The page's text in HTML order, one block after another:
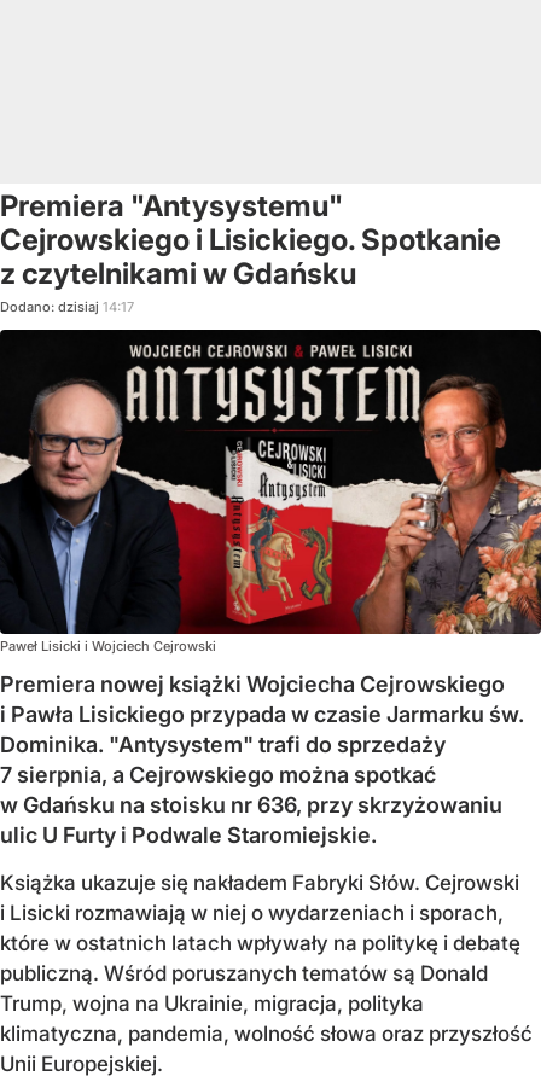
Premiera "Antysystemu"
Cejrowskiego i Lisickiego. Spotkanie
z czytelnikami w Gdańsku
Dodano: dzisiaj 14:17
Paweł Lisicki i Wojciech Cejrowski
Premiera nowej książki Wojciecha Cejrowskiego
i Pawła Lisickiego przypada w czasie Jarmarku św.
Dominika. "Antysystem" trafi do sprzedaży
7 sierpnia, a Cejrowskiego można spotkać
w Gdańsku na stoisku nr 636, przy skrzyżowaniu
ulic U Furty i Podwale Staromiejskie.
Książka ukazuje się nakładem Fabryki Słów. Cejrowski
i Lisicki rozmawiają w niej o wydarzeniach i sporach,
które w ostatnich latach wpływały na politykę i debatę
publiczną. Wśród poruszanych tematów są Donald
Trump, wojna na Ukrainie, migracja, polityka
klimatyczna, pandemia, wolność słowa oraz przyszłość
Unii Europejskiej.